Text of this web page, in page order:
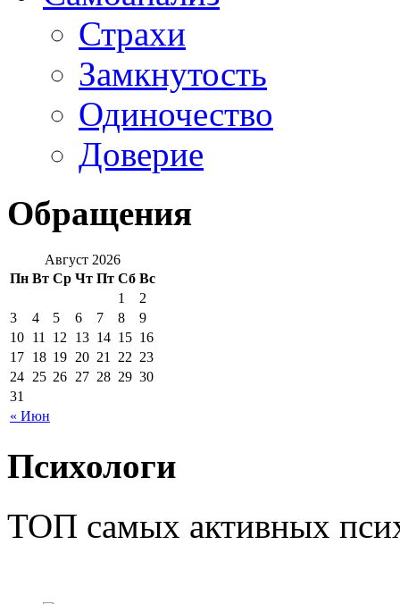
Страхи
Замкнутость
Одиночество
Доверие
Обращения
Август 2026
Пн Вт Ср Чт Пт Сб Вс
« Июн
1
2
3
4 5 6 7 8
9
10 11 12 13 14 15 16
17 18 19 20 21 22 23
24 25 26 27 28 29 30
31
Психологи
ТОП самых активных